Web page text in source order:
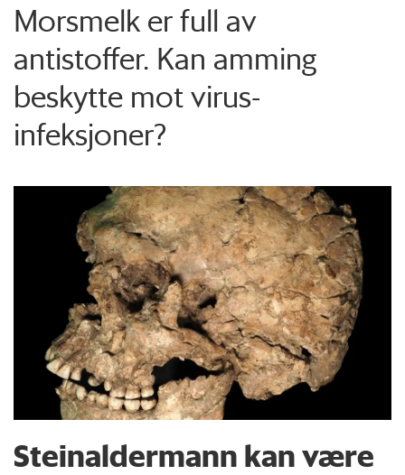
Morsmelk er full av
antistoffer. Kan amming
beskytte mot virus-
infeksjoner?
Steinaldermann kan være